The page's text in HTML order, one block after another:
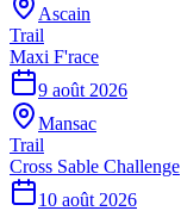
Ascain
Trail
Maxi F'race
9 août 2026
Mansac
Trail
Cross Sable Challenge
10 août 2026